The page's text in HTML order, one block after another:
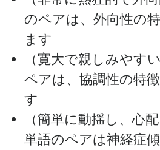
のペアは、外向性の
ます
（寛大で親しみやす
ペアは、協調性の特
す
（簡単に動揺し、心
単語のペアは神経症